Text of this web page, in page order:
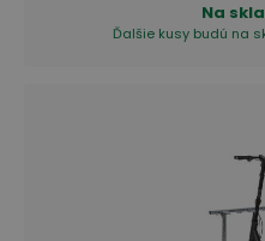
Na
Ďalšie kusy budú na